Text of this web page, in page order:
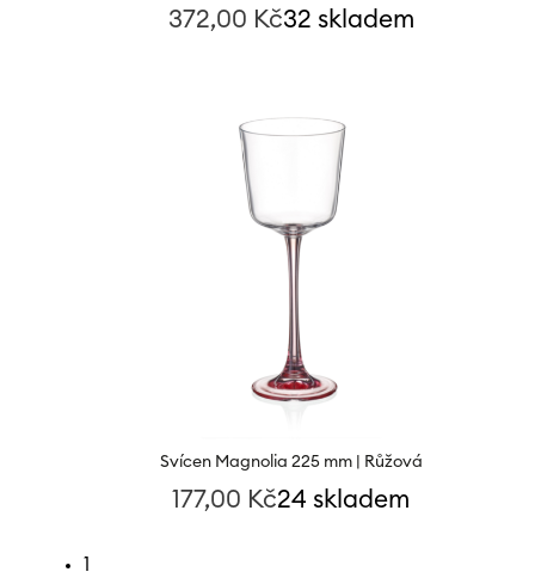
372,00 Kč32 skladem
Svícen Magnolia 225 mm | Růžová
177,00 Kč24 skladem
1